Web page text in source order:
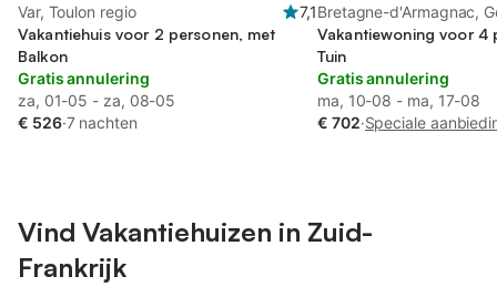
Var, Toulon regio
7,1
Vakantiehuis voor 2 personen, met
Balkon
Gratis annulering
za, 01-05 - za, 08-05
€ 526·7 nachten
Bretagne-d'Armagnac,
Vakantiewoning voor 4
Tuin
Gratis annulering
ma, 10-08 - ma, 17-08
€ 702·Speciale
Vind Vakantiehuizen in Zuid-
Frankrijk